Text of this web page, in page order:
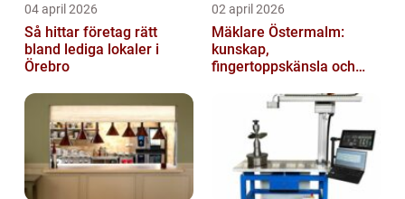
04 april 2026
Så hittar företag rätt
bland lediga lokaler i
Örebro
02 april 2026
Mäklare Östermalm:
kunskap,
fingertoppskänsla och